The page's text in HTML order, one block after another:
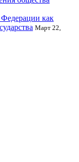
как
Март 22,